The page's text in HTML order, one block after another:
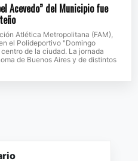
Acevedo” del Municipio fue
Atlética Metropolitana (FAM),
el Polideportivo "Domingo
de la ciudad. La jornada
de Buenos Aires y de distintos